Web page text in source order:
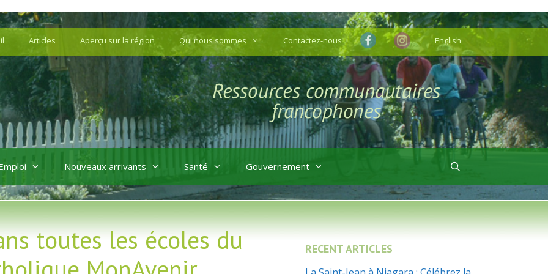
Articles Aperçu sur la région Qui nous sommes Contactez-nous English
Nouveaux arrivants Santé Gouvernement
toutes les écoles du
RECENT ARTICLES